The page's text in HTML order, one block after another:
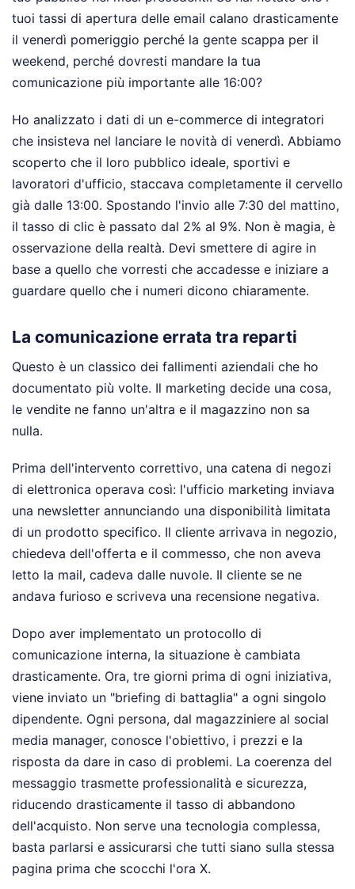
tuoi tassi di apertura delle email calano drasticamente
il venerdì pomeriggio perché la gente scappa per il
weekend, perché dovresti mandare la tua
comunicazione più importante alle 16:00?
Ho analizzato i dati di un e-commerce di integratori
che insisteva nel lanciare le novità di venerdì. Abbiamo
scoperto che il loro pubblico ideale, sportivi e
lavoratori d'ufficio, staccava completamente il cervello
già dalle 13:00. Spostando l'invio alle 7:30 del mattino,
il tasso di clic è passato dal 2% al 9%. Non è magia, è
osservazione della realtà. Devi smettere di agire in
base a quello che vorresti che accadesse e iniziare a
guardare quello che i numeri dicono chiaramente.
La comunicazione errata tra reparti
Questo è un classico dei fallimenti aziendali che ho
documentato più volte. Il marketing decide una cosa,
le vendite ne fanno un'altra e il magazzino non sa
nulla.
Prima dell'intervento correttivo, una catena di negozi
di elettronica operava così: l'ufficio marketing inviava
una newsletter annunciando una disponibilità limitata
di un prodotto specifico. Il cliente arrivava in negozio,
chiedeva dell'offerta e il commesso, che non aveva
letto la mail, cadeva dalle nuvole. Il cliente se ne
andava furioso e scriveva una recensione negativa.
Dopo aver implementato un protocollo di
comunicazione interna, la situazione è cambiata
drasticamente. Ora, tre giorni prima di ogni iniziativa,
viene inviato un "briefing di battaglia" a ogni singolo
dipendente. Ogni persona, dal magazziniere al social
media manager, conosce l'obiettivo, i prezzi e la
risposta da dare in caso di problemi. La coerenza del
messaggio trasmette professionalità e sicurezza,
riducendo drasticamente il tasso di abbandono
dell'acquisto. Non serve una tecnologia complessa,
basta parlarsi e assicurarsi che tutti siano sulla stessa
pagina prima che scocchi l'ora X.